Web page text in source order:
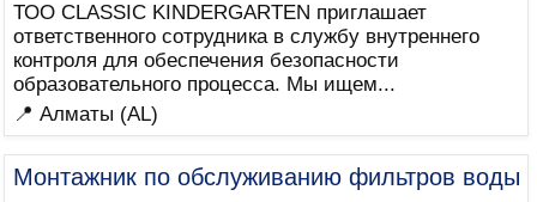
ТОО CLASSIC KINDERGARTEN приглашает
ответственного сотрудника в службу внутреннего
контроля для обеспечения безопасности
образовательного процесса. Мы ищем...
📍 Алматы (AL)
Монтажник по обслуживанию фильтров воды